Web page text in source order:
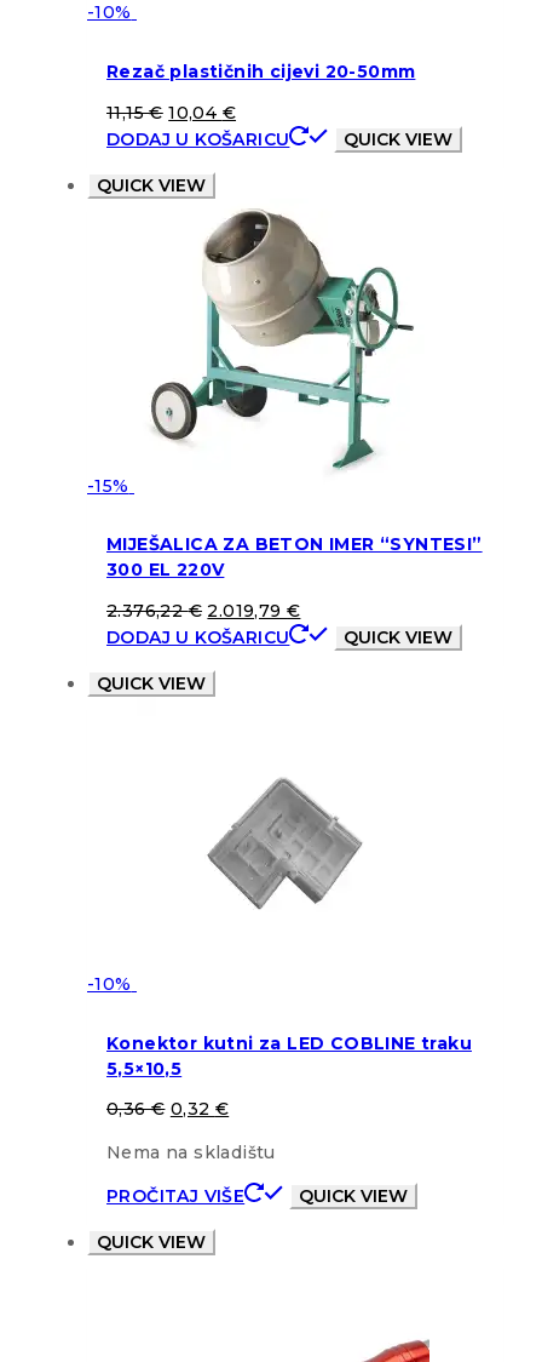
-10%
Rezač plastičnih cijevi 20-50mm
11,15€ 10,04 €
DODAJ U KOŠARICU
QUICK VIEW
QUICK VIEW
-15%
MIJEŠALICA ZA BETON IMER “SYNTESI”
300 EL 220V
2.376,22€ 2.019,79€
DODAJ U KOŠARICU
QUICK VIEW
QUICK VIEW
-10%
Konektor kutni za LED COBLINE traku
5,5×10,5
0,36€ 0,32 €
Nema na skladištu
PROČITAJ VIŠE
QUICK VIEW
QUICK VIEW